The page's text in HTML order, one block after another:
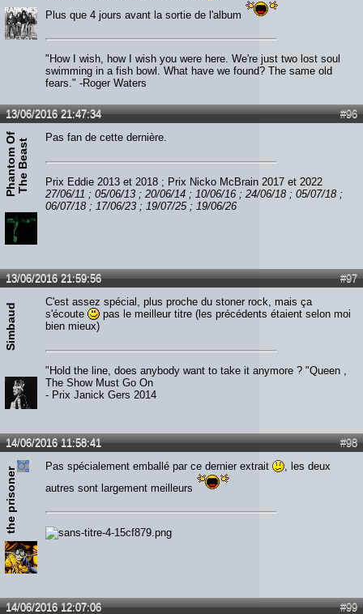
Plus que 4 jours avant la sortie de l'album
"How I wish, how I wish you were here. We're just two lost soul
swimming in a fish bowl. What have we found? The same old
fears." -Roger Waters
#96
13/06/2016 21:47:34
P
h
a
n
t
o
m
O
f
T
h
e
B
e
a
st
Pas fan de cette dernière.
Prix Eddie 2013 et 2018 ; Prix Nicko McBrain 2017 et 2022
27/06/11 ; 05/06/13 ; 20/06/14 ; 10/06/16 ; 24/06/18 ; 05/07/18 ;
06/07/18 ; 17/06/23 ; 19/07/25 ; 19/06/26
#97
13/06/2016 21:59:56
Simbaud
C'est assez spécial, plus proche du stoner rock, mais ça
s'écoute
pas le meilleur titre (les précédents étaient selon moi
bien mieux)
"Hold the line, does anybody want to take it anymore ? "Queen ,
The Show Must Go On
- Prix Janick Gers 2014
#98
14/06/2016 11:58:41
the prisoner
Pas spécialement emballé par ce dernier extrait
, les deux
autres sont largement meilleurs
#99
14/06/2016 12:07:06